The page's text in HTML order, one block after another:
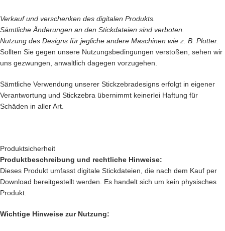
Verkauf und verschenken des digitalen Produkts.
Sämtliche Änderungen an den Stickdateien sind verboten.
Nutzung des Designs für jegliche andere Maschinen wie z. B. Plotter.
Sollten Sie gegen unsere Nutzungsbedingungen verstoßen, sehen wir
uns gezwungen, anwaltlich dagegen vorzugehen.
Sämtliche Verwendung unserer Stickzebradesigns erfolgt in eigener
Verantwortung und Stickzebra übernimmt keinerlei Haftung für
Schäden in aller Art.
Produktsicherheit
Produktbeschreibung und rechtliche Hinweise:
Dieses Produkt umfasst digitale Stickdateien, die nach dem Kauf per
Download bereitgestellt werden. Es handelt sich um kein physisches
Produkt.
Wichtige Hinweise zur Nutzung: